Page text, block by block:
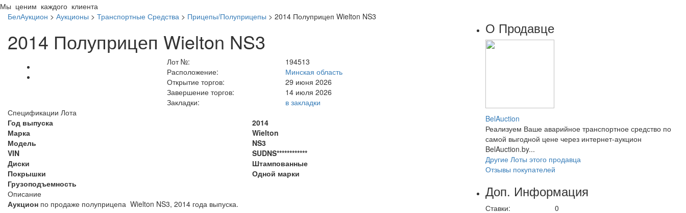
Мы ценим каждого клиента
БелАукцион > Аукционы > Транспортные Средства > Прицепы/Полуприцепы > 2014 Полуприцеп Wielton NS3
2014 Полуприцеп Wielton NS3
Лот №:
194513
Расположение:
Минская область
Открытие торгов:
29 июня 2026
Завершение торгов:
14 июля 2026
Закладки:
в закладки
Спецификации Лота
Год выпуска
2014
Марка
Wielton
Модель
NS3
VIN
SUDNS************
Диски
Штампованные
Покрышки
Одной марки
Грузоподъемность
Описание
Аукцион по продаже полуприцепа Wielton NS3, 2014 года выпуска.
О Продавце
BelAuction
Реализуем Ваше аварийное транспортное средство по
самой выгодной цене через интернет-аукцион
BelAuction.by...
Другие Лоты этого продавца
Отзывы покупателей
Доп. Информация
Ставки:
0